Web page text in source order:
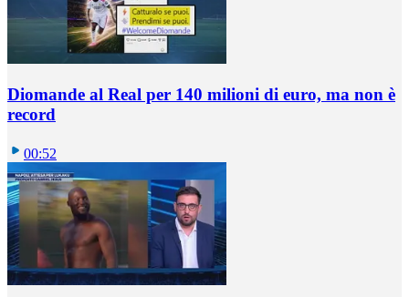
Diomande al Real per 140 milioni di euro, ma non è
record
00:52